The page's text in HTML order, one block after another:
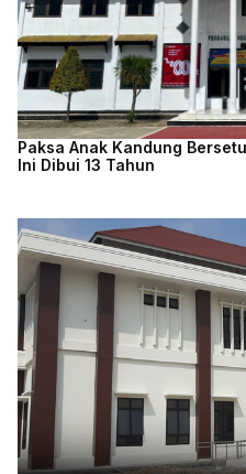
Paksa Anak Kandung
Ini Dibui 13 Tahun